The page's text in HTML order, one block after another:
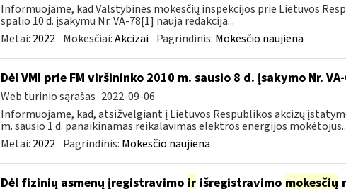
Informuojame, kad Valstybinės mokesčių inspekcijos prie Lietuvos
spalio 10 d. įsakymu Nr. VA-78[1] nauja redakcija...
Metai: 2022 Mokesčiai:Akcizai Pagrindinis: Mokesčio naujiena
Dėl VMI prie FM viršininko 2010 m. sausio 8 d. įsakymo Nr.
Web turinio sąrašas 2022-09-06
Informuojame, kad, atsižvelgiant į Lietuvos Respublikos akcizų
m. sausio 1 d. panaikinamas reikalavimas elektros energijos
Metai: 2022 Pagrindinis: Mokesčio naujiena
Dėl fizinių asmenų įregistravimo irišregistravimo mokesčių